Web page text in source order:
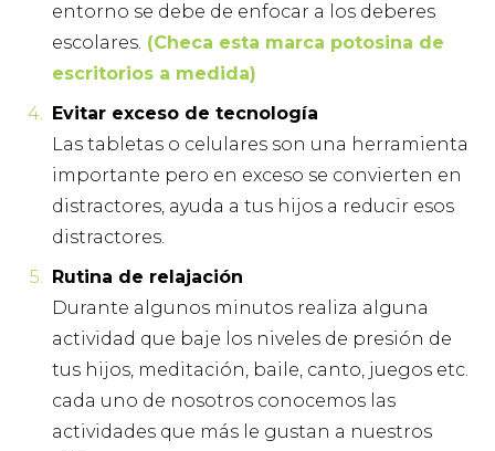
entorno se debe de enfocar a los deberes
escolares. (Checa esta marca potosina de
escritorios a medida)
Evitar exceso de tecnología
Las tabletas o celulares son una herramienta
importante pero en exceso se convierten en
distractores, ayuda a tus hijos a reducir esos
distractores.
Rutina de relajación
Durante algunos minutos realiza alguna
actividad que baje los niveles de presión de
tus hijos, meditación, baile, canto, juegos etc.
cada uno de nosotros conocemos las
actividades que más le gustan a nuestros